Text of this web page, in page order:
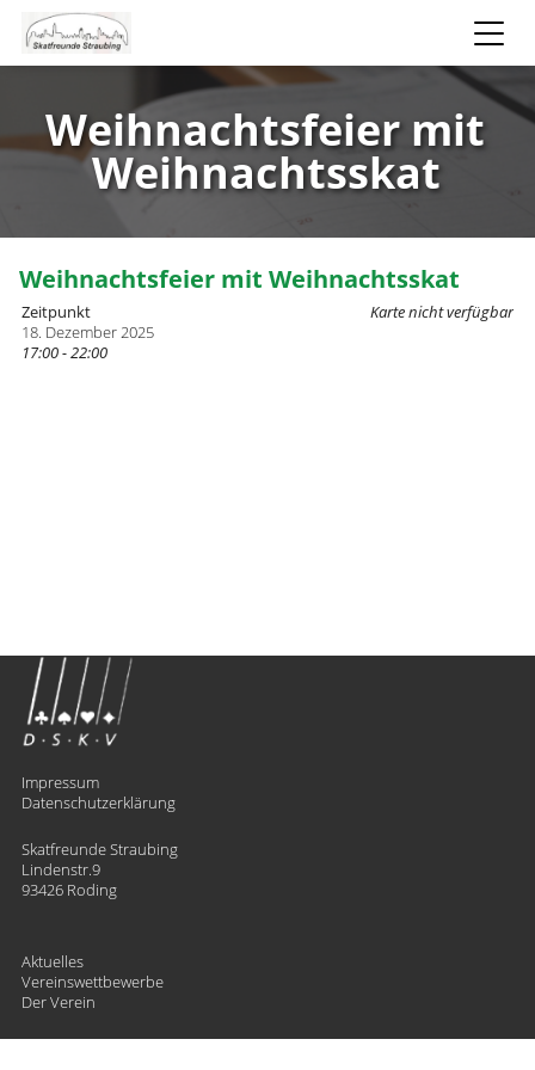
Weihnachtsfeier mit
Weihnachtsskat
Weihnachtsfeier mit Weihnachtsskat
Karte nicht verfügbar
Zeitpunkt
18. Dezember 2025
17:00 - 22:00
Impressum
Datenschutzerklärung
Skatfreunde Straubing
Lindenstr.9
93426 Roding
Aktuelles
Vereinswettbewerbe
Der Verein